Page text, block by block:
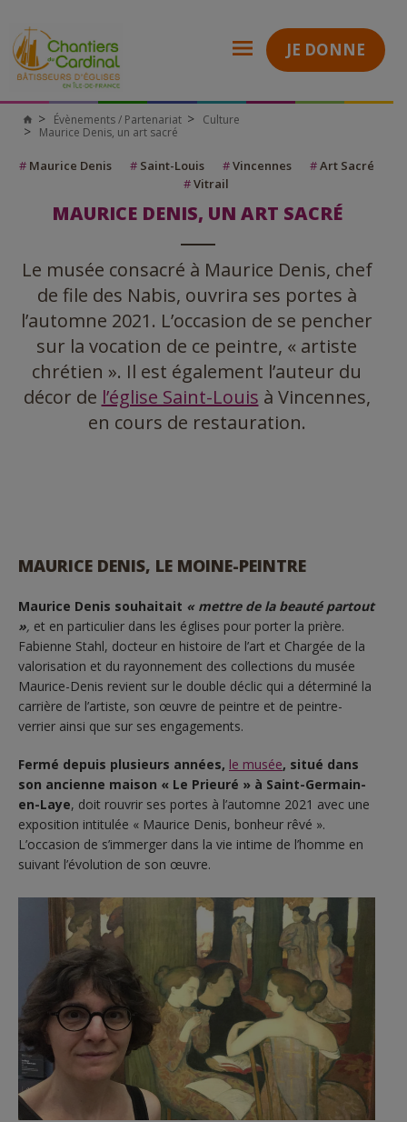
JE DONNE
Chantiers
du
Évènements / Partenariat
Culture
Maurice Denis, un art sacré
# Maurice Denis # Saint-Louis #Vincennes #Art Sacré
#Vitrail
MAURICE DENIS, UN ART SACRÉ
Le musée consacré à Maurice Denis, chef
de file des Nabis, ouvrira ses portes à
l’automne 2021. L’occasion de se pencher
sur la vocation de ce peintre, « artiste
chrétien ». Il est également l’auteur du
décor de l’église Saint-Louis à Vincennes,
en cours de restauration.
MAURICE DENIS, LE MOINE-PEINTRE
Maurice Denis souhaitait « mettre de la beauté partout
», et en particulier dans les églises pour porter la prière.
Fabienne Stahl, docteur en histoire de l’art et Chargée de la
valorisation et du rayonnement des collections du musée
Maurice-Denis revient sur le double déclic qui a déterminé la
carrière de l’artiste, son œuvre de peintre et de peintre-
verrier ainsi que sur ses engagements.
Fermé depuis plusieurs années, le musée, situé dans
son ancienne maison « Le Prieuré » à Saint-Germain-
en-Laye, doit rouvrir ses portes à l’automne 2021 avec une
exposition intitulée « Maurice Denis, bonheur rêvé ».
L’occasion de s’immerger dans la vie intime de l’homme en
suivant l’évolution de son œuvre.